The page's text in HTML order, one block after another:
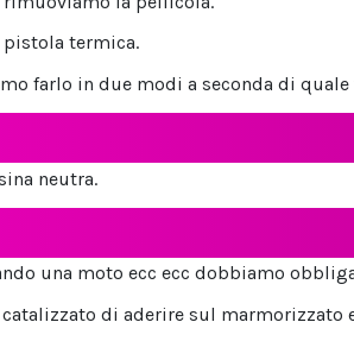
pistola termica.
farlo in due modi a seconda di
neutra.
una moto ecc ecc dobbiamo
di aderire sul